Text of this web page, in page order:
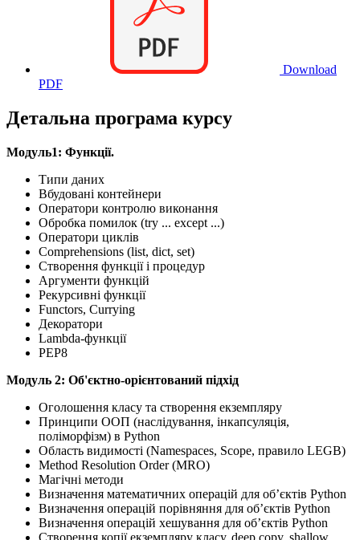
Download
PDF
Детальна програма курсу
Mодуль1: Функції.
Типи даних
Вбудовані контейнери
Оператори контролю виконання
Обробка помилок (try ... except ...)
Оператори циклів
Comprehensions (list, dict, set)
Створення функції і процедур
Аргументи функцій
Рекурсивні функції
Functors, Currying
Декоратори
Lambda-функції
PEP8
Mодуль 2: Об'єктно-орієнтований підхід
Оголошення класу та створення екземпляру
Принципи ООП (наслідування, інкапсуляція,
поліморфізм) в Python
Область видимості (Namespaces, Scope, правило LEGB)
Method Resolution Order (MRO)
Магічні методи
Визначення математичних операцій для об’єктів Python
Визначення операцій порівняння для об’єктів Python
Визначення операцій хешування для об’єктів Python
Створення копії екземпляру класу, deep copy, shallow